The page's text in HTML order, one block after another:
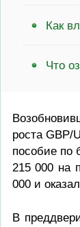
Как
Что
роста GBP/
пособие по
215 000 на
000 и
В